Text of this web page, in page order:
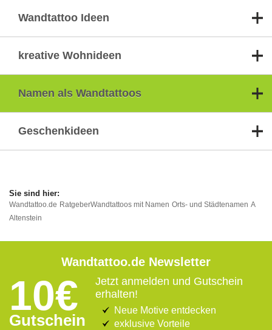
Wandtattoo Ideen
kreative Wohnideen
Namen als Wandtattoos
Geschenkideen
Wandtattoo.de RatgeberWandtattoos mit Namen Orts- und Städtenamen A
Altenstein
Wandtattoo.de Newsletter
10€
Gutschein
Jetzt anmelden und Gutschein
erhalten!
Neue Motive entdecken
exklusive Vorteile